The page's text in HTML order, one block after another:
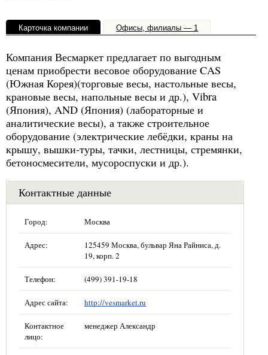
Карточка компании Офисы, филиалы — 1
Компания Весмаркет предлагает по выгодным
ценам приобрести весовое оборудование CAS
(Южная Корея)(торговые весы, настольные весы,
крановые весы, напольные весы и др.), Vibra
(Япония), AND (Япония) (лабораторные и
аналитические весы), а также строительное
оборудование (электрические лебёдки, краны на
крышу, вышки-туры, тачки, лестницы, стремянки,
бетоносмесители, мусороспуски и др.).
Контактные данные
Город: Москва
Адрес:
125459 Москва, бульвар Яна Райниса, д.
19, корп. 2
Телефон: (499) 391-19-18
Адрес сайта: http://vesmarket.ru
Контактное
лицо:
менеджер Александр